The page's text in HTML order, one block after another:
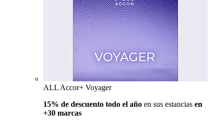
ALL Accor+ Voyager
15% de descuento todo el año en sus estancias en
+30 marcas